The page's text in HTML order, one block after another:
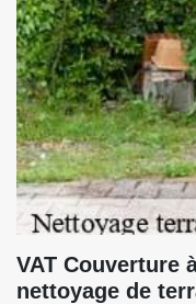
VAT Couverture
nettoyage de